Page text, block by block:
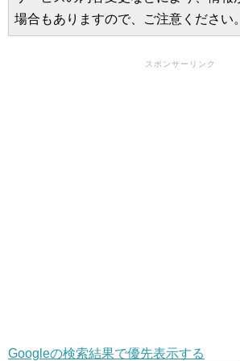
場合もありますので、ご注意ください。
スポンサーリンク
Googleの検索結果で優先表示する